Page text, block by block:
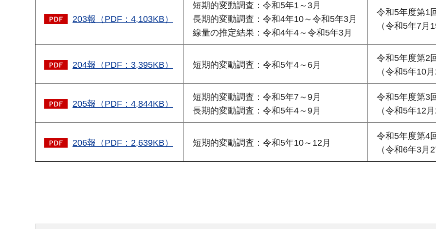
203報（PDF：4,103KB）
短期的変動調査：令和5年1～3月
長期的変動調査：令和4年10～令和5年3月
線量の推定結果：令和4年4～令和5年3月
令和5年度第1
（令和5年7月
204報（PDF：3,395KB） 短期的変動調査：令和5年4～6月
令和5年度第2
（令和5年10
205報（PDF：4,844KB）
短期的変動調査：令和5年7～9月
長期的変動調査：令和5年4～9月
令和5年度第3
（令和5年12
206報（PDF：2,639KB） 短期的変動調査：令和5年10～12月
令和5年度第4
（令和6年3月